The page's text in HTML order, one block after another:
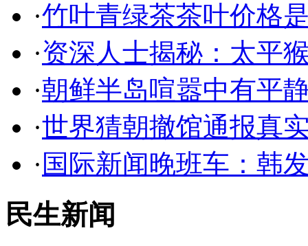
·竹叶青绿茶茶叶价格
·资深人士揭秘：太平
·朝鲜半岛喧嚣中有平
·世界猜朝撤馆通报真
· 国际新闻晚班车：韩
民生新闻